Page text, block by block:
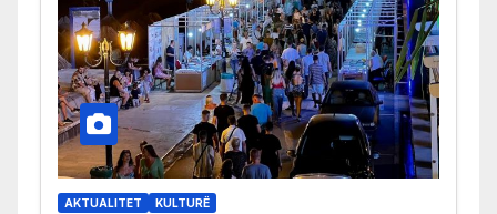
AKTUALITET KULTURË